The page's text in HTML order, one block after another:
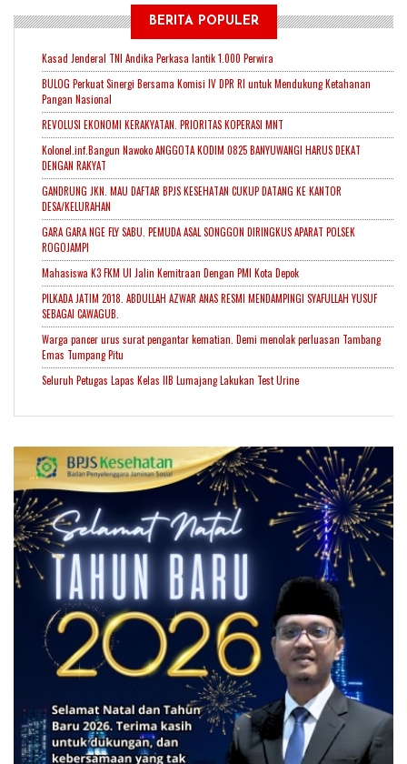
BERITA POPULER
Kasad Jenderal TNI Andika Perkasa lantik 1.000 Perwira
BULOG Perkuat Sinergi Bersama Komisi IV DPR RI untuk Mendukung Ketahanan
Pangan Nasional
REVOLUSI EKONOMI KERAKYATAN. PRIORITAS KOPERASI MNT
Kolonel.inf.Bangun Nawoko ANGGOTA KODIM 0825 BANYUWANGI HARUS DEKAT
DENGAN RAKYAT
GANDRUNG JKN. MAU DAFTAR BPJS KESEHATAN CUKUP DATANG KE KANTOR
DESA/KELURAHAN
GARA GARA NGE FLY SABU. PEMUDA ASAL SONGGON DIRINGKUS APARAT POLSEK
ROGOJAMPI
Mahasiswa K3 FKM UI Jalin Kemitraan Dengan PMI Kota Depok
PILKADA JATIM 2018. ABDULLAH AZWAR ANAS RESMI MENDAMPINGI SYAFULLAH YUSUF
SEBAGAI CAWAGUB.
Warga pancer urus surat pengantar kematian. Demi menolak perluasan Tambang
Emas Tumpang Pitu
Seluruh Petugas Lapas Kelas IIB Lumajang Lakukan Test Urine